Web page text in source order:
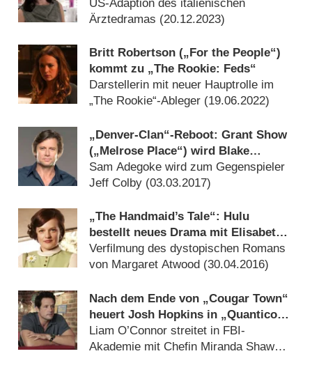
US-Adaption des italienischen
Ärztedramas (20.12.2023)
Britt Robertson („For the People“)
kommt zu „The Rookie: Feds“
Darstellerin mit neuer Hauptrolle im
„The Rookie“-Ableger (19.06.2022)
„Denver-Clan“-Reboot: Grant Show
(„Melrose Place“) wird Blake
Carrington
Sam Adegoke wird zum Gegenspieler
Jeff Colby (03.03.2017)
„The Handmaid’s Tale“: Hulu
bestellt neues Drama mit Elisabeth
Moss
Verfilmung des dystopischen Romans
von Margaret Atwood (30.04.2016)
Nach dem Ende von „Cougar Town“
heuert Josh Hopkins in „Quantico“
an
Liam O’Connor streitet in FBI-
Akademie mit Chefin Miranda Shaw